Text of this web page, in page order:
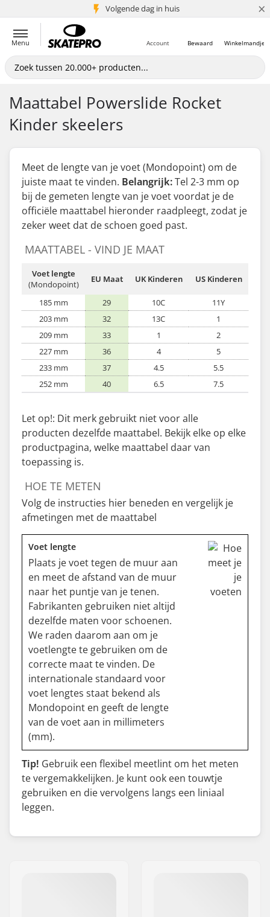
Volgende dag in huis
5+ mln. klanten ×
Menu Winkelmandje
Bewaard
Account
Maattabel Powerslide Rocket
Kinder skeelers
Meet de lengte van je voet (Mondopoint) om de
juiste maat te vinden. Belangrijk:Tel 2-3 mm op
bij de gemeten lengte van je voetvoordat je de
officiële maattabel hieronder raadpleegt, zodat je
zeker weet dat de schoen goed past.
MAATTABEL - VIND JE MAAT
Voet lengte
(Mondopoint)
EU Maat UK Kinderen US Kinderen
185 mm 29 10C
11Y
203 mm
32 13C
1
209 mm
33 1
2
227 mm
36 4
5
233 mm
37 4.5
5.5
252 mm
40 6.5 7.5
Let op!: Dit merk gebruikt niet voor alle
producten dezelfde maattabel. Bekijk elke op elke
productpagina, welke maattabel daar van
toepassing is.
HOE TE METEN
Volg de instructies hier beneden en vergelijk je
afmetingen met de maattabel
Voet lengte
Plaats je voet tegen de muur aan
en meet de afstand van de muur
naar het puntje van je tenen.
Fabrikanten gebruiken niet altijd
dezelfde maten voor schoenen.
We raden daarom aan om je
voetlengte te gebruiken om de
correcte maat te vinden. De
internationale standaard voor
voet lengtes staat bekend als
Mondopoint en geeft de lengte
van de voet aan in millimeters
(mm).
Tip! Gebruik een flexibel meetlint om het meten
te vergemakkelijken. Je kunt ook een touwtje
gebruiken en die vervolgens langs een liniaal
leggen.